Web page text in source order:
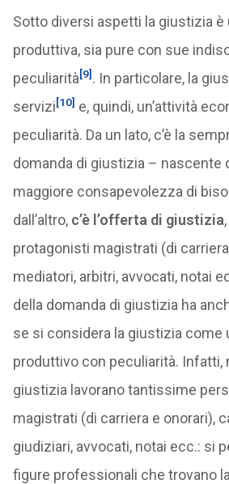
Sotto diversi aspetti la giustizia è
produttiva, sia pure con sue
peculiarità[9] . In particolare, la
servizi[10] e, quindi, un’attività
peculiarità. Da un lato, c’è la
domanda di giustizia – nascente
maggiore consapevolezza di
dall’altro, c’è l’offerta di giustizia
protagonisti magistrati (di
mediatori, arbitri, avvocati, notai
della domanda di giustizia ha
se si considera la giustizia come
produttivo con peculiarità. Infatti,
giustizia lavorano tantissime
magistrati (di carriera e onorari),
giudiziari, avvocati, notai ecc.: si
figure professionali che trovano